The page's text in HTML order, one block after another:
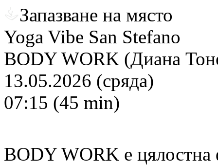
Запазване на място
Yoga Vibe San Stefano
BODY WORK (Диана
13.05.2026 (сряда)
07:15 (45 min)
BODY WORK е цялостна